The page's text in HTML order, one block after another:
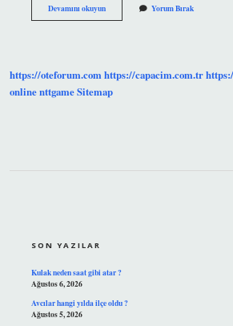
Devamını okuyunBoom
Oyunu
Yorum Bırak
https://oteforum.comhttps://capacim.com.tr
onlinenttgameSitemap
SON YAZILAR
Kulak neden saat gibi atar ?
Ağustos 6, 2026
Avcılar hangi yılda ilçe oldu ?
Ağustos 5, 2026